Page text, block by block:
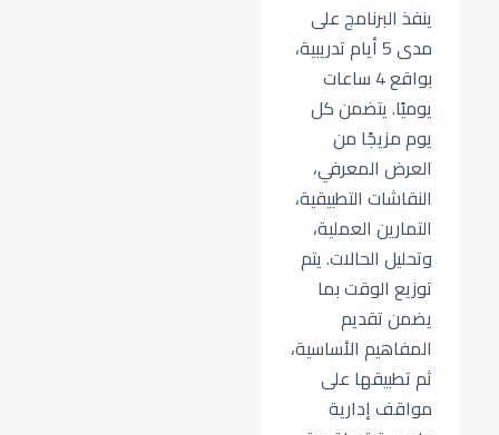
ينفذ البرنامج على
مدى 5 أيام تدريبية،
بواقع 4 ساعات
يوميًا. يتضمن كل
يوم مزيجًا من
العرض المعرفي،
النقاشات التطبيقية،
التمارين العملية،
وتحليل الحالات. يتم
توزيع الوقت بما
يضمن تقديم
المفاهيم الأساسية،
ثم تطبيقها على
مواقف إدارية